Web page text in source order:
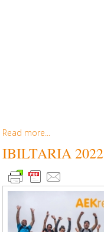
Read more...
IBILTARIA 2022